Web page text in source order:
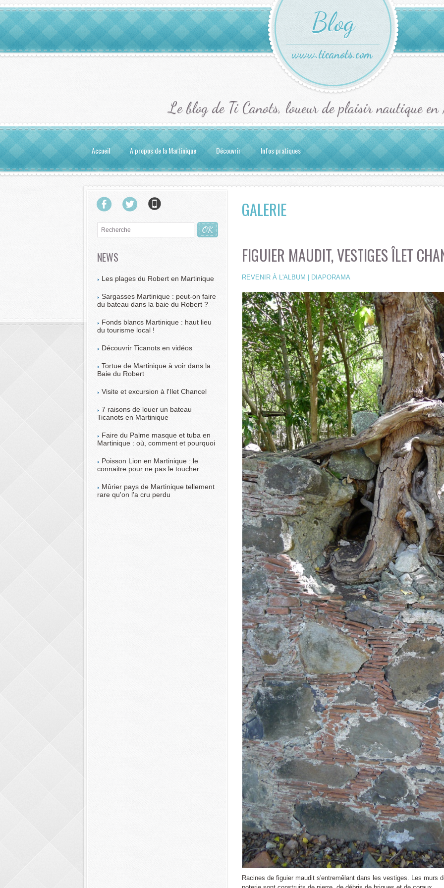
Blog
www.ticanots.com
Le blog de Ti Canots, loueur de plaisir nautique
Accueil A propos de la Martinique Découvrir Infos pratiques
NEWS
Les plages du Robert en Martinique
Sargasses Martinique : peut-on faire
du bateau dans la baie du Robert ?
Fonds blancs Martinique : haut lieu
du tourisme local !
Découvrir Ticanots en vidéos
Tortue de Martinique à voir dans la
Baie du Robert
Visite et excursion à l'Ilet Chancel
7 raisons de louer un bateau
Ticanots en Martinique
Faire du Palme masque et tuba en
Martinique : où, comment et pourquoi
Poisson Lion en Martinique : le
connaitre pour ne pas le toucher
Mûrier pays de Martinique tellement
rare qu'on l'a cru perdu
GALERIE
FIGUIER MAUDIT, VESTIGES ÎLET
REVENIR À L'ALBUM DIAPORAMA
Racines de figuier maudit s'entremêlant dans les vestiges. Les murs